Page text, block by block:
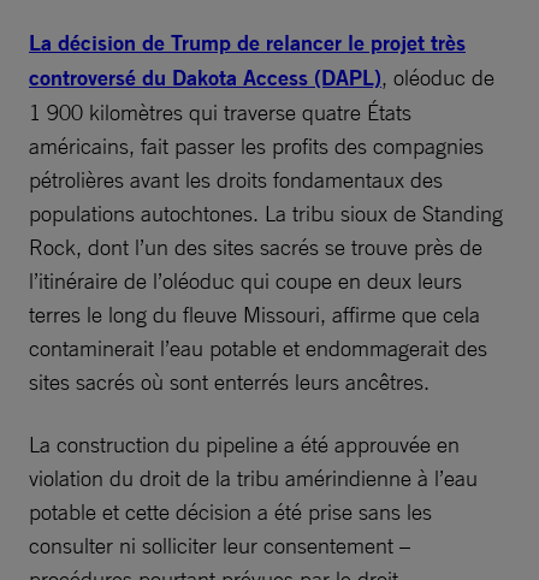
La décision de Trump de relancer le projet très
controversé du Dakota Access (DAPL), oléoduc de
1 900 kilomètres qui traverse quatre États
américains, fait passer les profits des compagnies
pétrolières avant les droits fondamentaux des
populations autochtones. La tribu sioux de Standing
Rock, dont l’un des sites sacrés se trouve près de
l’itinéraire de l’oléoduc qui coupe en deux leurs
terres le long du fleuve Missouri, affirme que cela
contaminerait l’eau potable et endommagerait des
sites sacrés où sont enterrés leurs ancêtres.
La construction du pipeline a été approuvée en
violation du droit de la tribu amérindienne à l’eau
potable et cette décision a été prise sans les
consulter ni solliciter leur consentement –